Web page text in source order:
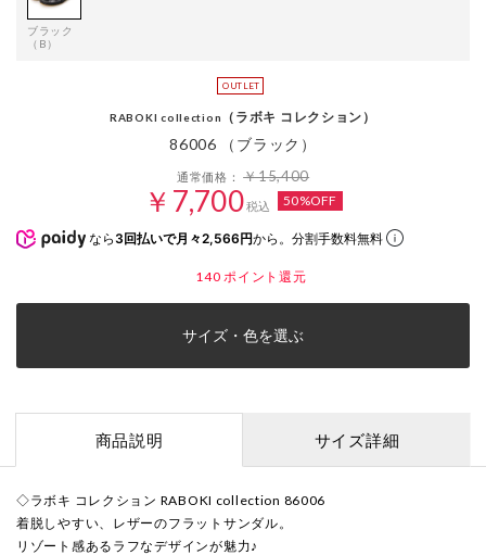
ブラック
（B）
RABOKI collection （ラボキ コレクション）
86006 （ブラック）
通常価格：￥15,400
￥7,700税込 50%OFF
なら 3回払いで月々2,566円から。分割手数料無料
140 ポイント還元
サイズ・色を選ぶ
商品説明 サイズ詳細
◇ラボキ コレクション RABOKI collection 86006
着脱しやすい、レザーのフラットサンダル。
リゾート感あるラフなデザインが魅力♪